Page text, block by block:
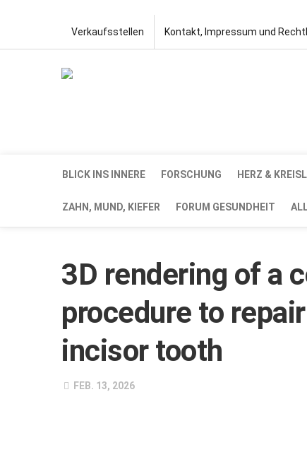
Verkaufsstellen Kontakt, Impressum und
BLICK INS INNERE FORSCHUNG HERZ &
ZAHN, MUND, KIEFER FORUM GESUNDHEIT
3D rendering of a
procedure to
incisor tooth
FEB. 13, 2026